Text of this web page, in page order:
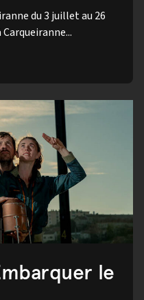
du 3 juillet au 26
le